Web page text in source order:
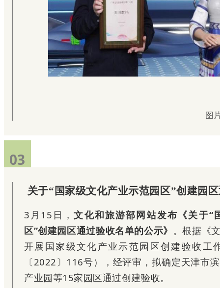
图
03
关于“国家级文化产业示范园区”创建园
3月15日，文化和旅游部网站发布《关于“
区”创建园区通过验收名单的公示》 。根据《
开展国家级文化产业示范园区创建验收工
〔2022〕116号），经评审，拟确定天津市
产业园等15家园区通过创建验收。